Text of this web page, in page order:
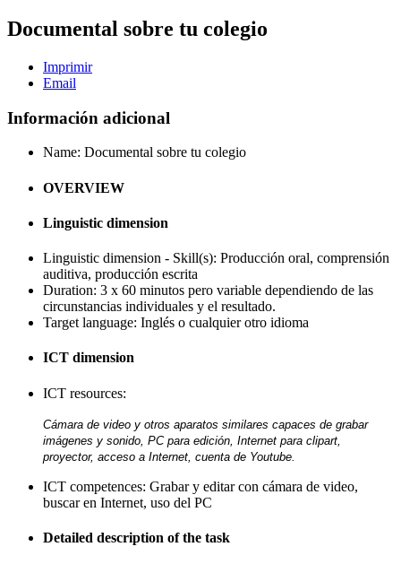
Documental sobre tu colegio
Imprimir
Email
Información adicional
Name: Documental sobre tu colegio
OVERVIEW
Linguistic dimension
Linguistic dimension - Skill(s): Producción oral, comprensión
auditiva, producción escrita
Duration: 3 x 60 minutos pero variable dependiendo de las
circunstancias individuales y el resultado.
Target language: Inglés o cualquier otro idioma
ICT dimension
ICT resources:
Cámara de video y otros aparatos similares capaces de grabar
imágenes y sonido, PC para edición, Internet para clipart,
proyector, acceso a Internet, cuenta de Youtube.
ICT competences: Grabar y editar con cámara de video,
buscar en Internet, uso del PC
Detailed description of the task